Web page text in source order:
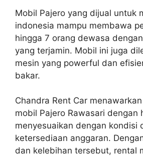
Mobil Pajero yang dijual untuk
indonesia mampu membawa
hingga 7 orang dewasa
yang terjamin. Mobil ini juga
mesin yang powerful dan
bakar.
Chandra Rent Car
mobil Pajero Rawasari dengan
menyesuaikan dengan kondisi
ketersediaan anggaran.
dan kelebihan tersebut, rental